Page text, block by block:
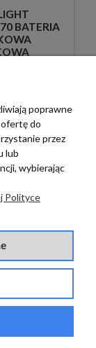
BATERIA
BATERIA
poprawne
ofertę do
przez
lub
wybierając
Polityce